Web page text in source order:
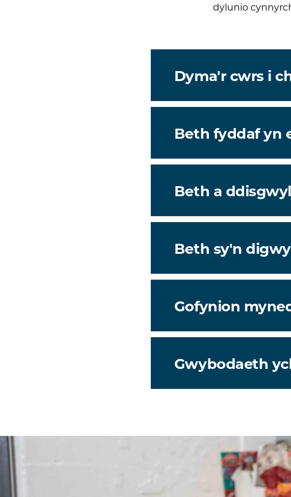
dylunio
Dyma'r cwrs i
Beth fyddaf yn
Beth a
Beth sy'n
Gofynion
Gwybodaeth